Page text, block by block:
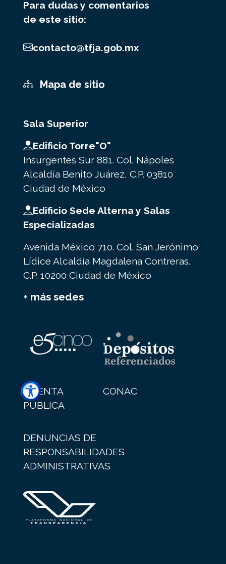
Para dudas y comentarios
de este sitio:
contacto@tfja.gob.mx
Mapa de sitio
Sala Superior
Edificio Torre"O"
Insurgentes Sur 881. Col. Nápoles
Alcaldía Benito Juárez, C.P. 03810
Ciudad de México
Edificio Sede Alterna y Salas
Especializadas
Avenida México 710. Col. San Jerónimo
Lídice Alcaldía Magdalena Contreras.
C.P. 10200 Ciudad de México
+ más sedes
CUENTA
PÚBLICA
CONAC
DENUNCIAS DE
RESPONSABILIDADES
ADMINISTRATIVAS